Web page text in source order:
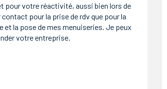
la pose des huisseries a été réalisé
de l'art !